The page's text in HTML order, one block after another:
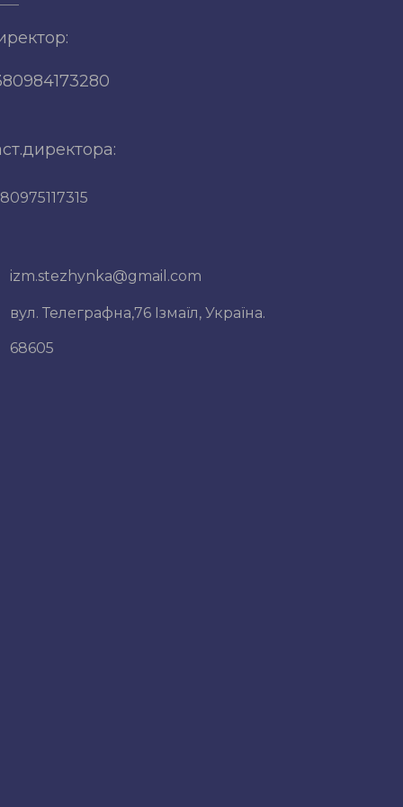
izm.stezhynka@gmail.com
вул. Телеграфна,76 Ізмаїл, Україна.
68605